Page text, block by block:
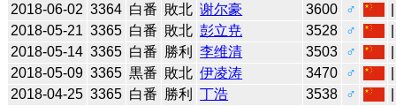
2018-06-02 3364 白番 敗北 谢尔豪 3600 ♂
2018-05-21 3365 白番 敗北 彭立尭 3528 ♂
2018-05-14 3365 白番 勝利 李维清 3503 ♂
2018-05-09 3365 黒番 敗北 伊凌涛 3470 ♂
2018-04-25 3365 白番 勝利 丁浩 3538 ♂